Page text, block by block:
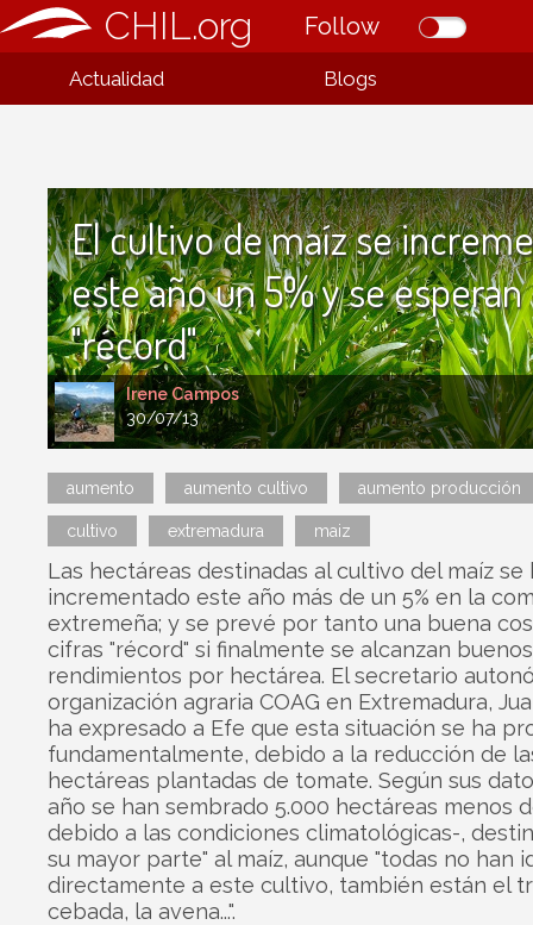
CHIL.org Follow
Actualidad Blogs
Irene Campos
30/07/13
El cultivo de maíz se
este año un 5% y se
"récord"
aumento aumento cultivo aumento producción
cultivo extremadura maiz
Las hectáreas destinadas al cultivo del maíz se
incrementado este año más de un 5% en la
extremeña; y se prevé por tanto una buena
cifras "récord" si finalmente se alcanzan buenos
rendimientos por hectárea. El secretario
organización agraria COAG en Extremadura,
ha expresado a Efe que esta situación se ha
fundamentalmente, debido a la reducción de
hectáreas plantadas de tomate. Según sus
año se han sembrado 5.000 hectáreas menos
debido a las condiciones climatológicas-,
su mayor parte" al maíz, aunque "todas no han
directamente a este cultivo, también están el
cebada, la avena...".